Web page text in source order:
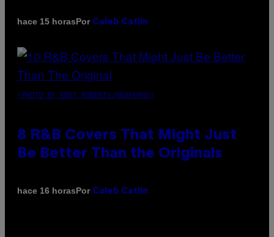
hace 15 horasPor Caleb Catlin
(PHOTO BY EBET ROBERTS/REDFERNS)
8 R&B Covers That Might Just
Be Better Than the Originals
hace 16 horasPor Caleb Catlin